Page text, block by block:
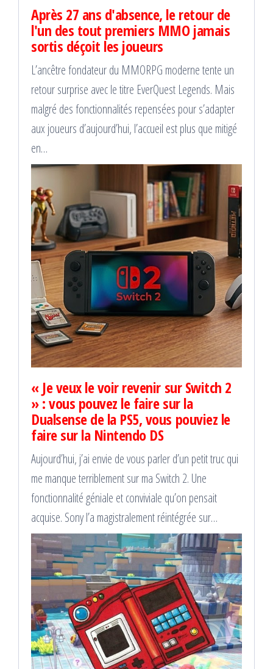
Après 27 ans d'absence, le retour de
l'un des tout premiers MMO jamais
sortis déçoit les joueurs
L’ancêtre fondateur du MMORPG moderne tente un
retour surprise avec le titre EverQuest Legends. Mais
malgré des fonctionnalités repensées pour s’adapter
aux joueurs d’aujourd’hui, l’accueil est plus que mitigé
en…
« Je veux le voir revenir sur Switch 2
» : vous pouvez le faire sur la
Dualsense de la PS5, vous pouviez le
faire sur la Nintendo DS
Aujourd’hui, j’ai envie de vous parler d’un petit truc qui
me manque terriblement sur ma Switch 2. Une
fonctionnalité géniale et conviviale qu’on pensait
acquise. Sony l’a magistralement réintégrée sur…